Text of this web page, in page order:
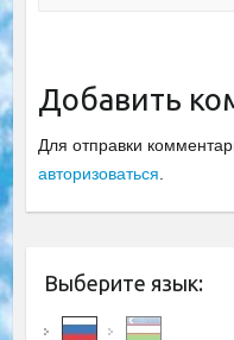
Добавить
Для отправки
авторизоваться.
Выберите язык: